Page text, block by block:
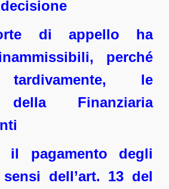
di appello ha
perché
tardivamente, le
della Finanziaria
il pagamento degli
dell’art. 13 del